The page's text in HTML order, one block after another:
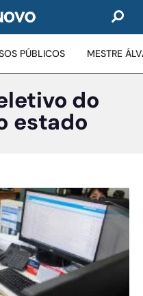
PÚBLICOS MESTRE
do
estado